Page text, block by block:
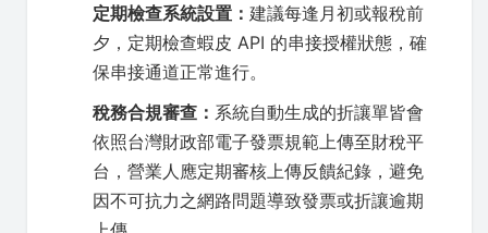
定期檢查系統設置： 建議每逢月初或報稅前
夕，定期檢查蝦皮 API 的串接授權狀態，確
保串接通道正常進行。
稅務合規審查： 系統自動生成的折讓單皆會
依照台灣財政部電子發票規範上傳至財稅平
台，營業人應定期審核上傳反饋紀錄，避免
因不可抗力之網路問題導致發票或折讓逾期